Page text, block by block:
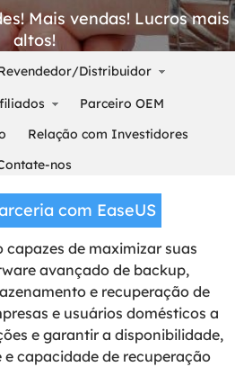
Mais vendas! Lucros mais
altos!
Distribuidor
Parceiro OEM
Relação com Investidores
nos
com EaseUS
capazes de maximizar suas
avançado de backup,
e recuperação de
e usuários domésticos a
e garantir a disponibilidade,
capacidade de recuperação